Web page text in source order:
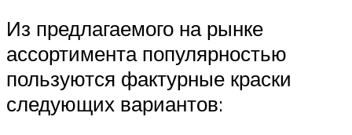
Из предлагаемого на рынке
ассортимента популярностью
пользуются фактурные краски
следующих вариантов: